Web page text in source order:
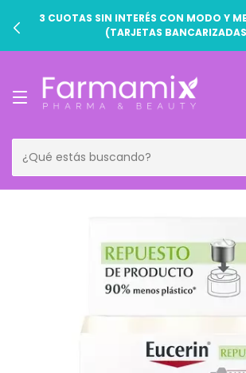
3 CUOTAS SIN INTERÉS CON MODO Y
(TARJETAS